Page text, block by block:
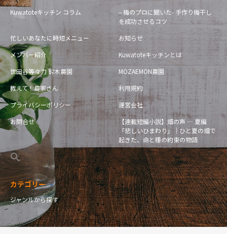
Kuwatoteキッチン コラム
– 梅のプロに聞いた- 手作り梅干し
を成功させるコツ
忙しいあなたに時短メニュー
お知らせ
メンバー紹介
Kuwatoteキッチンとは
世田谷等々力 鈴木農園
MOZAEMON農園
教えて！農家さん
利用規約
プライバシーポリシー
運営会社
お問合せ
【連載短編小説】畑の声 — 夏編
「悲しいひまわり」｜ひと夏の畑で
起きた、命と種の約束の物語
カテゴリー
ジャンルから探す